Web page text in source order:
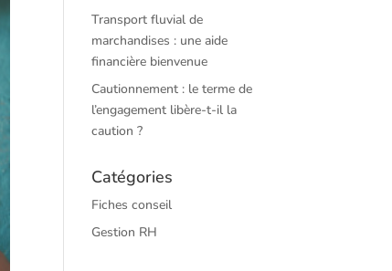
Transport fluvial de
marchandises : une aide
financière bienvenue
Cautionnement : le terme de
l’engagement libère-t-il la
caution ?
Catégories
Fiches conseil
Gestion RH